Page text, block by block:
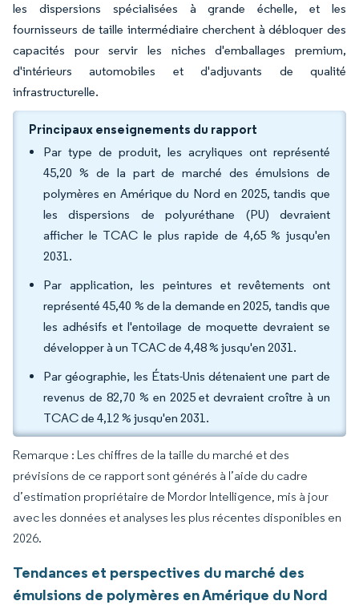
les dispersions spécialisées à grande échelle, et les
fournisseurs de taille intermédiaire cherchent à débloquer des
capacités pour servir les niches d'emballages premium,
d'intérieurs automobiles et d'adjuvants de qualité
infrastructurelle.
Principaux enseignements du rapport
Par type de produit, les acryliques ont représenté
45,20 % de la part de marché des émulsions de
polymères en Amérique du Nord en 2025, tandis que
les dispersions de polyuréthane (PU) devraient
afficher le TCAC le plus rapide de 4,65 % jusqu'en
2031.
Par application, les peintures et revêtements ont
représenté 45,40 % de la demande en 2025, tandis que
les adhésifs et l'entoilage de moquette devraient se
développer à un TCAC de 4,48 % jusqu'en 2031.
Par géographie, les États-Unis détenaient une part de
revenus de 82,70 % en 2025 et devraient croître à un
TCAC de 4,12 % jusqu'en 2031.
Remarque : Les chiffres de la taille du marché et des
prévisions de ce rapport sont générés à l’aide du cadre
d’estimation propriétaire de Mordor Intelligence, mis à jour
avec les données et analyses les plus récentes disponibles en
2026.
Tendances et perspectives du marché des
émulsions de polymères en Amérique du Nord